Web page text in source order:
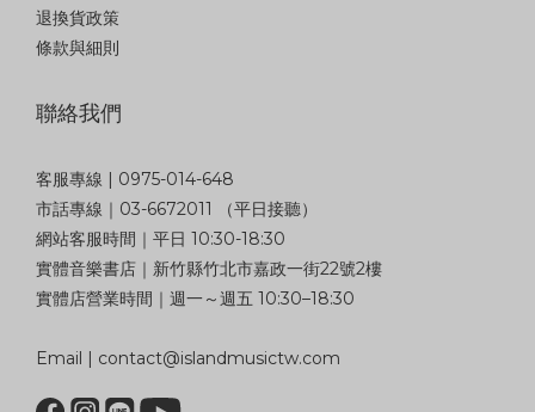
退換貨政策
條款與細則
聯絡我們
客服專線 | 0975-014-648
市話專線｜03-6672011 （平日接聽）
網站客服時間｜平日 10:30-18:30
實體音樂書店｜新竹縣竹北市嘉政一街22號2樓
實體店營業時間｜週一～週五 10:30–18:30
Email | contact@islandmusictw.com